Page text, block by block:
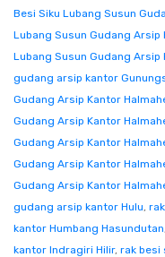
Besi Siku Lubang Susun
Lubang Susun Gudang Arsip
Lubang Susun Gudang Arsip
gudang arsip kantor
Gudang Arsip Kantor
Gudang Arsip Kantor
Gudang Arsip Kantor
Gudang Arsip Kantor
Gudang Arsip Kantor
gudang arsip kantor Hulu,
kantor Humbang Hasundutan
kantor Indragiri Hilir, rak besi